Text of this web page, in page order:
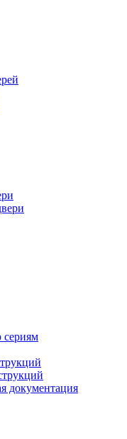
сериям
документация